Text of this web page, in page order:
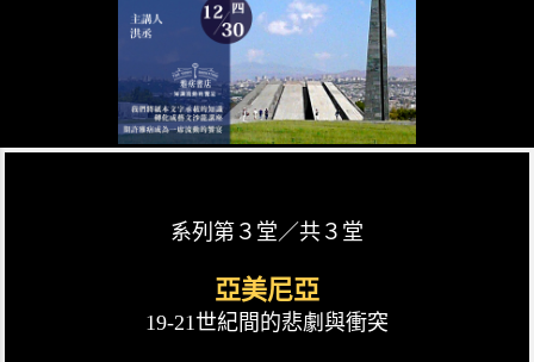
系列第３堂／共３堂
亞美尼亞
19-21世紀間的悲劇與衝突